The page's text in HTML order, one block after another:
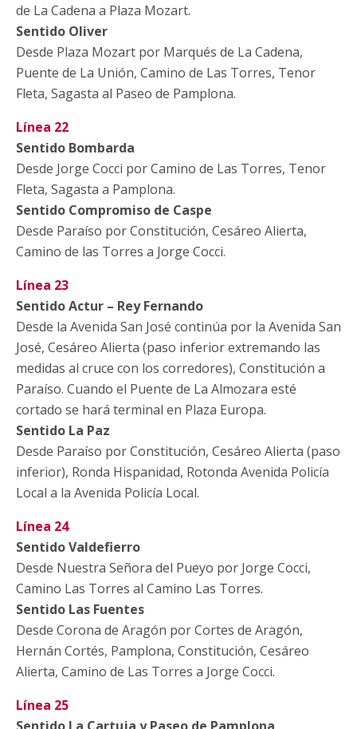
de La Cadena a Plaza Mozart.
Sentido Oliver
Desde Plaza Mozart por Marqués de La Cadena,
Puente de La Unión, Camino de Las Torres, Tenor
Fleta, Sagasta al Paseo de Pamplona.
Línea 22
Sentido Bombarda
Desde Jorge Cocci por Camino de Las Torres, Tenor
Fleta, Sagasta a Pamplona.
Sentido Compromiso de Caspe
Desde Paraíso por Constitución, Cesáreo Alierta,
Camino de las Torres a Jorge Cocci.
Línea 23
Sentido Actur – Rey Fernando
Desde la Avenida San José continúa por la Avenida San
José, Cesáreo Alierta (paso inferior extremando las
medidas al cruce con los corredores), Constitución a
Paraíso. Cuando el Puente de La Almozara esté
cortado se hará terminal en Plaza Europa.
Sentido La Paz
Desde Paraíso por Constitución, Cesáreo Alierta (paso
inferior), Ronda Hispanidad, Rotonda Avenida Policía
Local a la Avenida Policía Local.
Línea 24
Sentido Valdefierro
Desde Nuestra Señora del Pueyo por Jorge Cocci,
Camino Las Torres al Camino Las Torres.
Sentido Las Fuentes
Desde Corona de Aragón por Cortes de Aragón,
Hernán Cortés, Pamplona, Constitución, Cesáreo
Alierta, Camino de Las Torres a Jorge Cocci.
Línea 25
Sentido La Cartuja y Paseo de Pamplona